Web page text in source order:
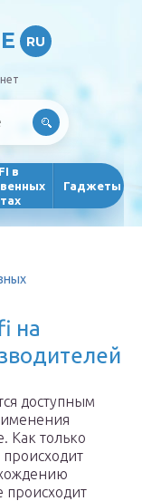
RU
в
Гаджеты
на
доступным
Как только
происходит